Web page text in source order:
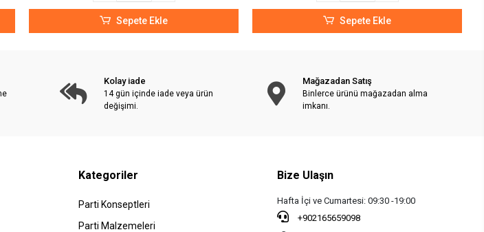
Sepete Ekle Sepete Ekle
Kolay iade
14 gün içinde iade veya ürün
değişimi.
Mağazadan Satış
Binlerce ürünü mağazadan alma
imkanı.
Kategoriler
Parti Konseptleri
Parti Malzemeleri
Bize Ulaşın
Hafta İçi ve Cumartesi: 09:30 -19:00
+902165659098